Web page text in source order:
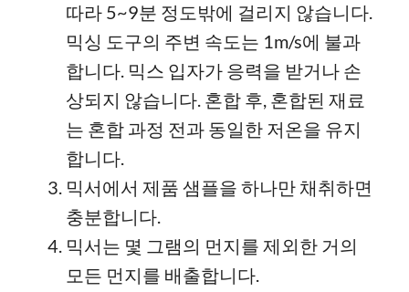
따라 5~9분 정도밖에 걸리지 않습니다.
믹싱 도구의 주변 속도는 1m/s에 불과
합니다. 믹스 입자가 응력을 받거나 손
상되지 않습니다. 혼합 후, 혼합된 재료
는 혼합 과정 전과 동일한 저온을 유지
합니다.
믹서에서 제품 샘플을 하나만 채취하면
충분합니다.
믹서는 몇 그램의 먼지를 제외한 거의
모든 먼지를 배출합니다.